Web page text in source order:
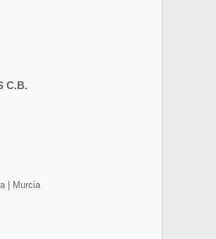
C.B.
| Murcia